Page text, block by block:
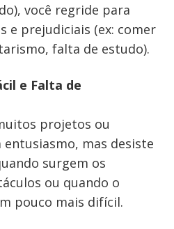
você regride para
e prejudiciais (ex: comer
falta de estudo).
e Falta de
projetos ou
entusiasmo, mas desiste
surgem os
ou quando o
pouco mais difícil.